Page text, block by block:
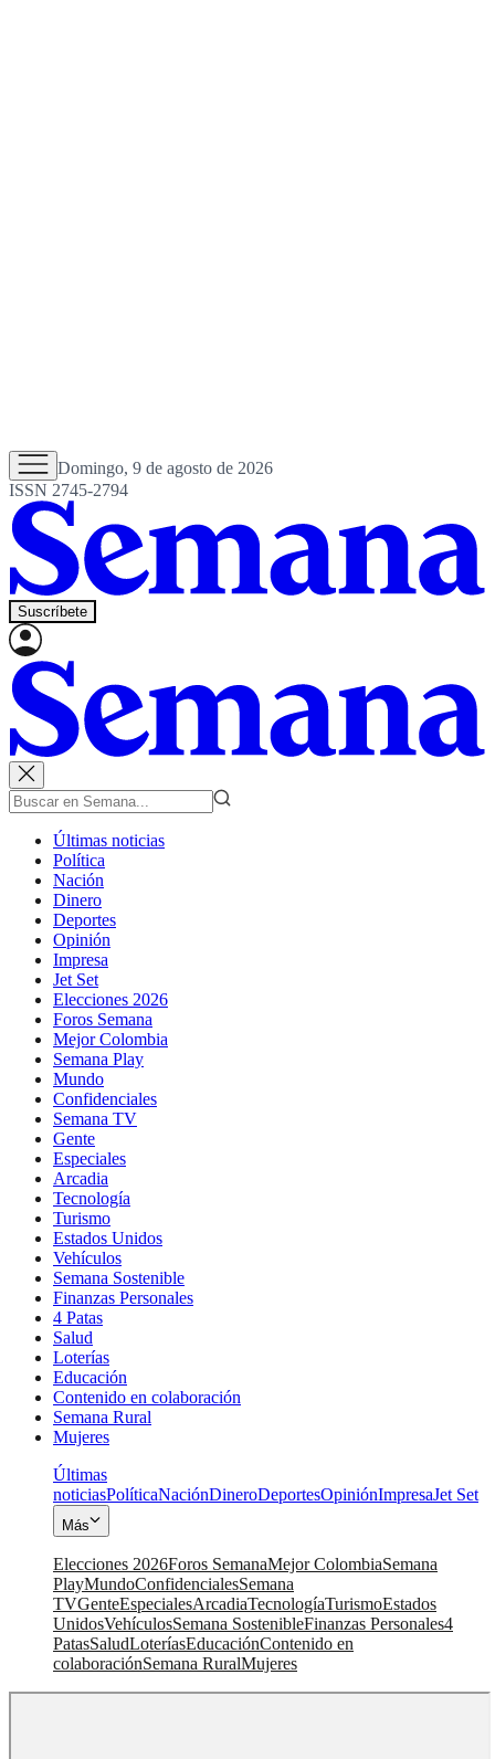
Domingo, 9 de agosto de 2026
ISSN 2745-2794
Suscríbete
Últimas noticias
Política
Nación
Dinero
Deportes
Opinión
Impresa
Jet Set
Elecciones 2026
Foros Semana
Mejor Colombia
Semana Play
Mundo
Confidenciales
Semana TV
Gente
Especiales
Arcadia
Tecnología
Turismo
Estados Unidos
Vehículos
Semana Sostenible
Finanzas Personales
4 Patas
Salud
Loterías
Educación
Contenido en colaboración
Semana Rural
Mujeres
Últimas
noticiasPolíticaNaciónDineroDeportesOpiniónImpresaJet Set
Más
Elecciones 2026Foros SemanaMejor ColombiaSemana
PlayMundoConfidencialesSemana
TVGenteEspecialesArcadiaTecnologíaTurismoEstados
UnidosVehículosSemana SostenibleFinanzas Personales4
PatasSaludLoteríasEducaciónContenido en
colaboraciónSemana RuralMujeres